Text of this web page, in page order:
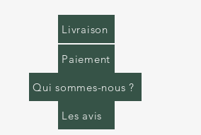
Livraison
Paiement
Qui sommes-nous ?
Les avis